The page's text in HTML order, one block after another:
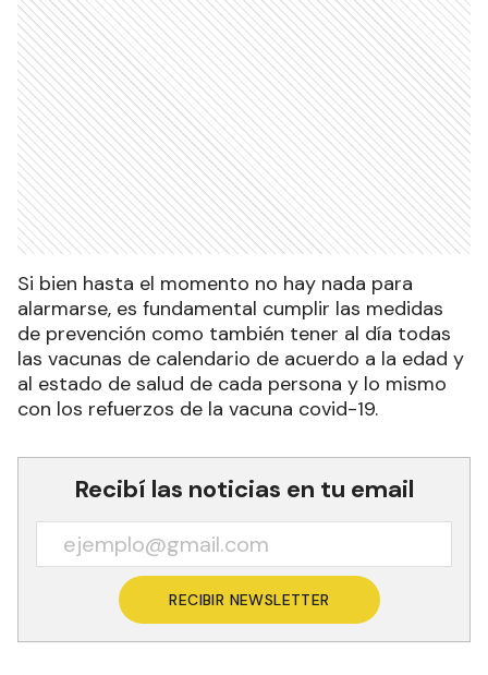
Si bien hasta el momento no hay nada para
alarmarse, es fundamental cumplir las medidas
de prevención como también tener al día todas
las vacunas de calendario de acuerdo a la edad y
al estado de salud de cada persona y lo mismo
con los refuerzos de la vacuna covid-19.
Recibí las noticias en tu email
RECIBIR NEWSLETTER